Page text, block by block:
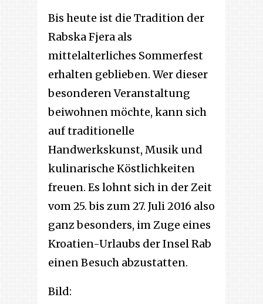
Bis heute ist die Tradition der
Rabska Fjera als
mittelalterliches Sommerfest
erhalten geblieben. Wer dieser
besonderen Veranstaltung
beiwohnen möchte, kann sich
auf traditionelle
Handwerkskunst, Musik und
kulinarische Köstlichkeiten
freuen. Es lohnt sich in der Zeit
vom 25. bis zum 27. Juli 2016 also
ganz besonders, im Zuge eines
Kroatien-Urlaubs der Insel Rab
einen Besuch abzustatten.
Bild: